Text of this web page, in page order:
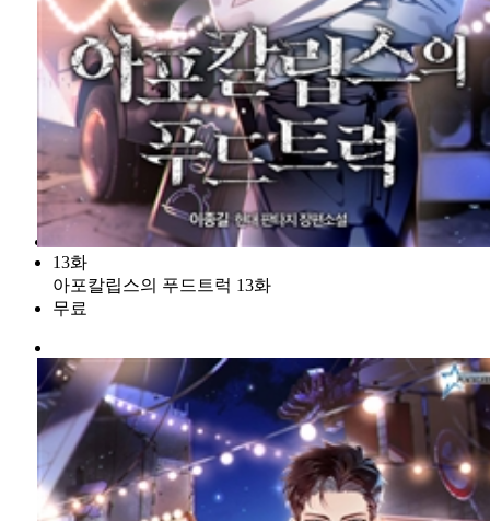
13화
아포칼립스의 푸드트럭 13화
무료